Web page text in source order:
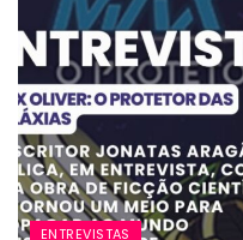
ENTREVISTAS